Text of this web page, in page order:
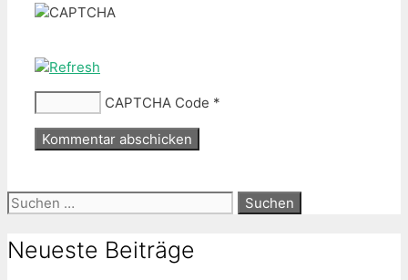
CAPTCHA Code *
Suche
Neueste Beiträge